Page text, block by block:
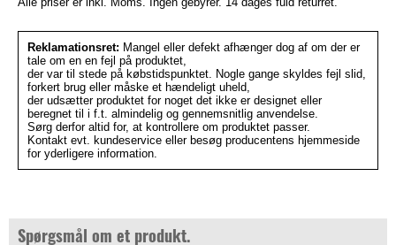
Reklamationsret: Mangel eller defekt afhænger dog af om der er
tale om en en fejl på produktet,
der var til stede på købstidspunktet. Nogle gange skyldes fejl slid,
forkert brug eller måske et hændeligt uheld,
der udsætter produktet for noget det ikke er designet eller
beregnet til i f.t. almindelig og gennemsnitlig anvendelse.
Sørg derfor altid for, at kontrollere om produktet passer.
Kontakt evt. kundeservice eller besøg producentens hjemmeside
for yderligere information.
Spørgsmål om et produkt.